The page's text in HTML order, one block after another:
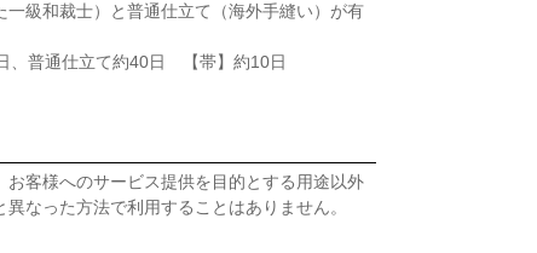
級和裁士）と普通仕立て（海外手縫い）が有
、普通仕立て約40日 【帯】約10日
お客様へのサービス提供を目的とする用途以外
なった方法で利用することはありません。